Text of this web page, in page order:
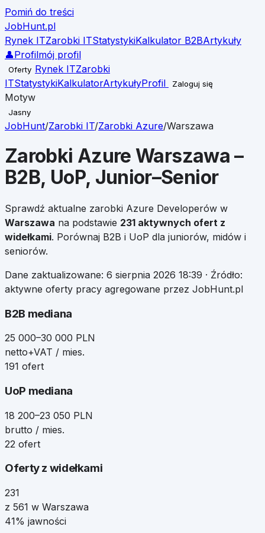
Pomiń do treści
JobHunt.pl
Rynek ITZarobki ITStatystykiKalkulator B2BArtykuły
👤Profilmój profil
Oferty Rynek ITZarobki
ITStatystykiKalkulatorArtykułyProfil Zaloguj się
Motyw
Jasny
JobHunt/Zarobki IT/Zarobki Azure/Warszawa
Zarobki Azure Warszawa –
B2B, UoP, Junior–Senior
Sprawdź aktualne zarobki Azure Developerów w
Warszawa na podstawie 231 aktywnych ofert z
widełkami. Porównaj B2B i UoP dla juniorów, midów i
seniorów.
Dane zaktualizowane: 6 sierpnia 2026 18:39 · Źródło:
aktywne oferty pracy agregowane przez JobHunt.pl
B2B mediana
25 000–30 000 PLN
netto+VAT / mies.
191 ofert
UoP mediana
18 200–23 050 PLN
brutto / mies.
22 ofert
Oferty z widełkami
231
z 561 w Warszawa
41% jawności